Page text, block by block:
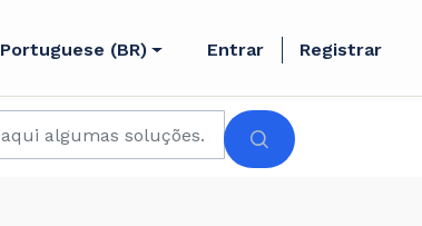
Portuguese (BR) Entrar Registrar